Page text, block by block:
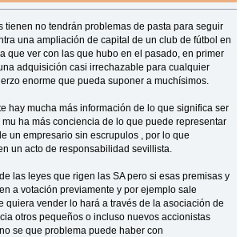
tienen no tendrán problemas de pasta para seguir
una ampliación de capital de un club de fútbol en
que ver con las que hubo en el pasado, en primer
adquisición casi irrechazable para cualquier
enorme que pueda suponer a muchísimos.
hay mucha más información de lo que significa ser
ha más conciencia de lo que puede representar
un empresario sin escrupulos , por lo que
un acto de responsabilidad sevillista.
las leyes que rigen las SA pero si esas premisas y
a votación previamente y por ejemplo sale
quiera vender lo hará a través de la asociación de
otros pequeños o incluso nuevos accionistas
se que problema puede haber con